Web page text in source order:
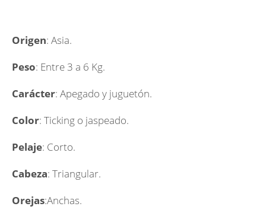
Origen: Asia.
Peso: Entre 3 a 6 Kg.
Carácter: Apegado y juguetón.
Color: Ticking o jaspeado.
Pelaje: Corto.
Cabeza: Triangular.
Orejas:Anchas.